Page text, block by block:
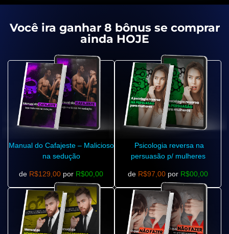
Você ira ganhar 8 bônus se comprar
ainda HOJE
Manual do Cafajeste – Malicioso
na sedução
de R$129,00 por R$00,00
Psicologia reversa na
persuasão p/ mulheres
de R$97,00 por R$00,00